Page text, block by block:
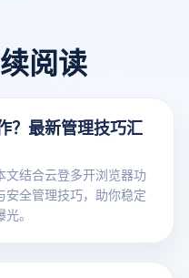
阅读
？最新管理技巧汇
结合云登多开浏览器功
安全管理技巧，助你稳定
。